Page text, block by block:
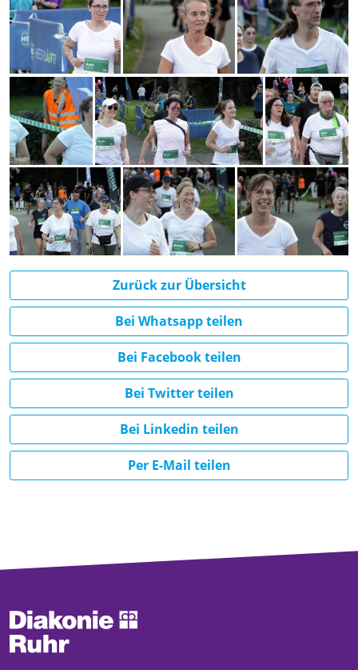
Zurück zur Übersicht
Bei Whatsapp teilen
Bei Facebook teilen
Bei Twitter teilen
Bei Linkedin teilen
Per E-Mail teilen